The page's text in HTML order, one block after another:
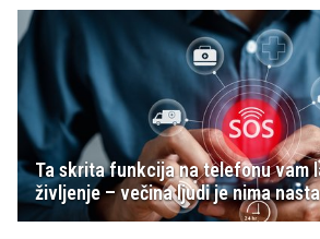
Ta skrita funkcija na telefonu vam
življenje – večina ljudi je nima